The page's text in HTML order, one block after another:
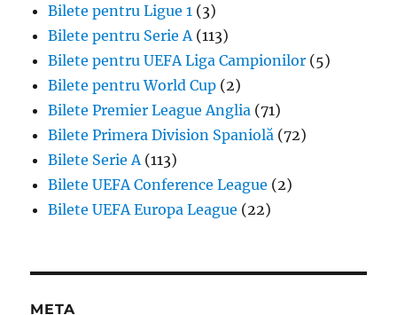
Bilete pentru Ligue 1 (3)
Bilete pentru Serie A (113)
Bilete pentru UEFA Liga Campionilor (5)
Bilete pentru World Cup (2)
Bilete Premier League Anglia (71)
Bilete Primera Division Spaniolă (72)
Bilete Serie A (113)
Bilete UEFA Conference League (2)
Bilete UEFA Europa League (22)
META